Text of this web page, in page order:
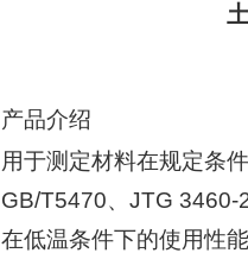
产品介绍
用于测定材料在规定条
GB/T5470、 JTG 3460-
在低温条件下的使用性